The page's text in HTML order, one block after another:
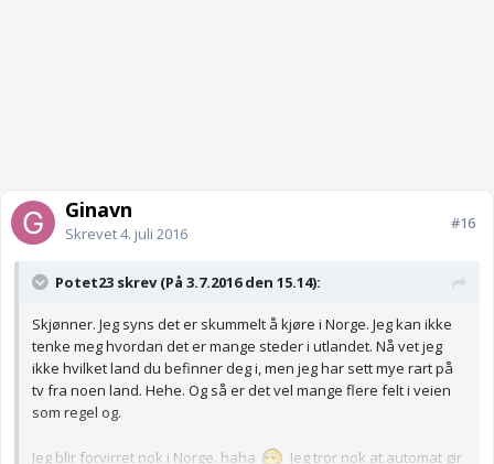
Ginavn
Skrevet4. juli 2016
#16
Potet23 skrev (På 3.7.2016 den 15.14):
Skjønner. Jeg syns det er skummelt å kjøre i Norge. Jeg kan ikke
tenke meg hvordan det er mange steder i utlandet. Nå vet jeg
ikke hvilket land du befinner deg i, men jeg har sett mye rart på
tv fra noen land. Hehe. Og så er det vel mange flere felt i veien
som regel og.
Jeg blir forvirret nok i Norge. haha
Jeg tror nok at automat gir